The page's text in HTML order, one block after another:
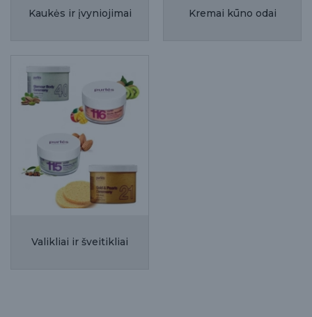
Kaukės ir įvyniojimai Kremai kūno odai
Valikliai ir šveitikliai